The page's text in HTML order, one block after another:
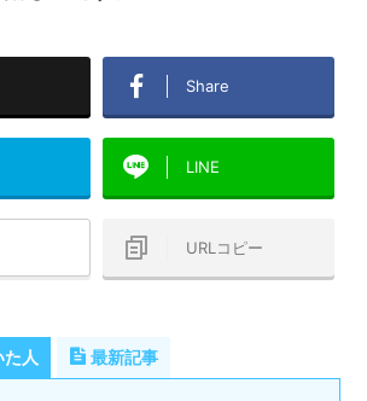
Share
LINE
URLコピー
人 最新記事